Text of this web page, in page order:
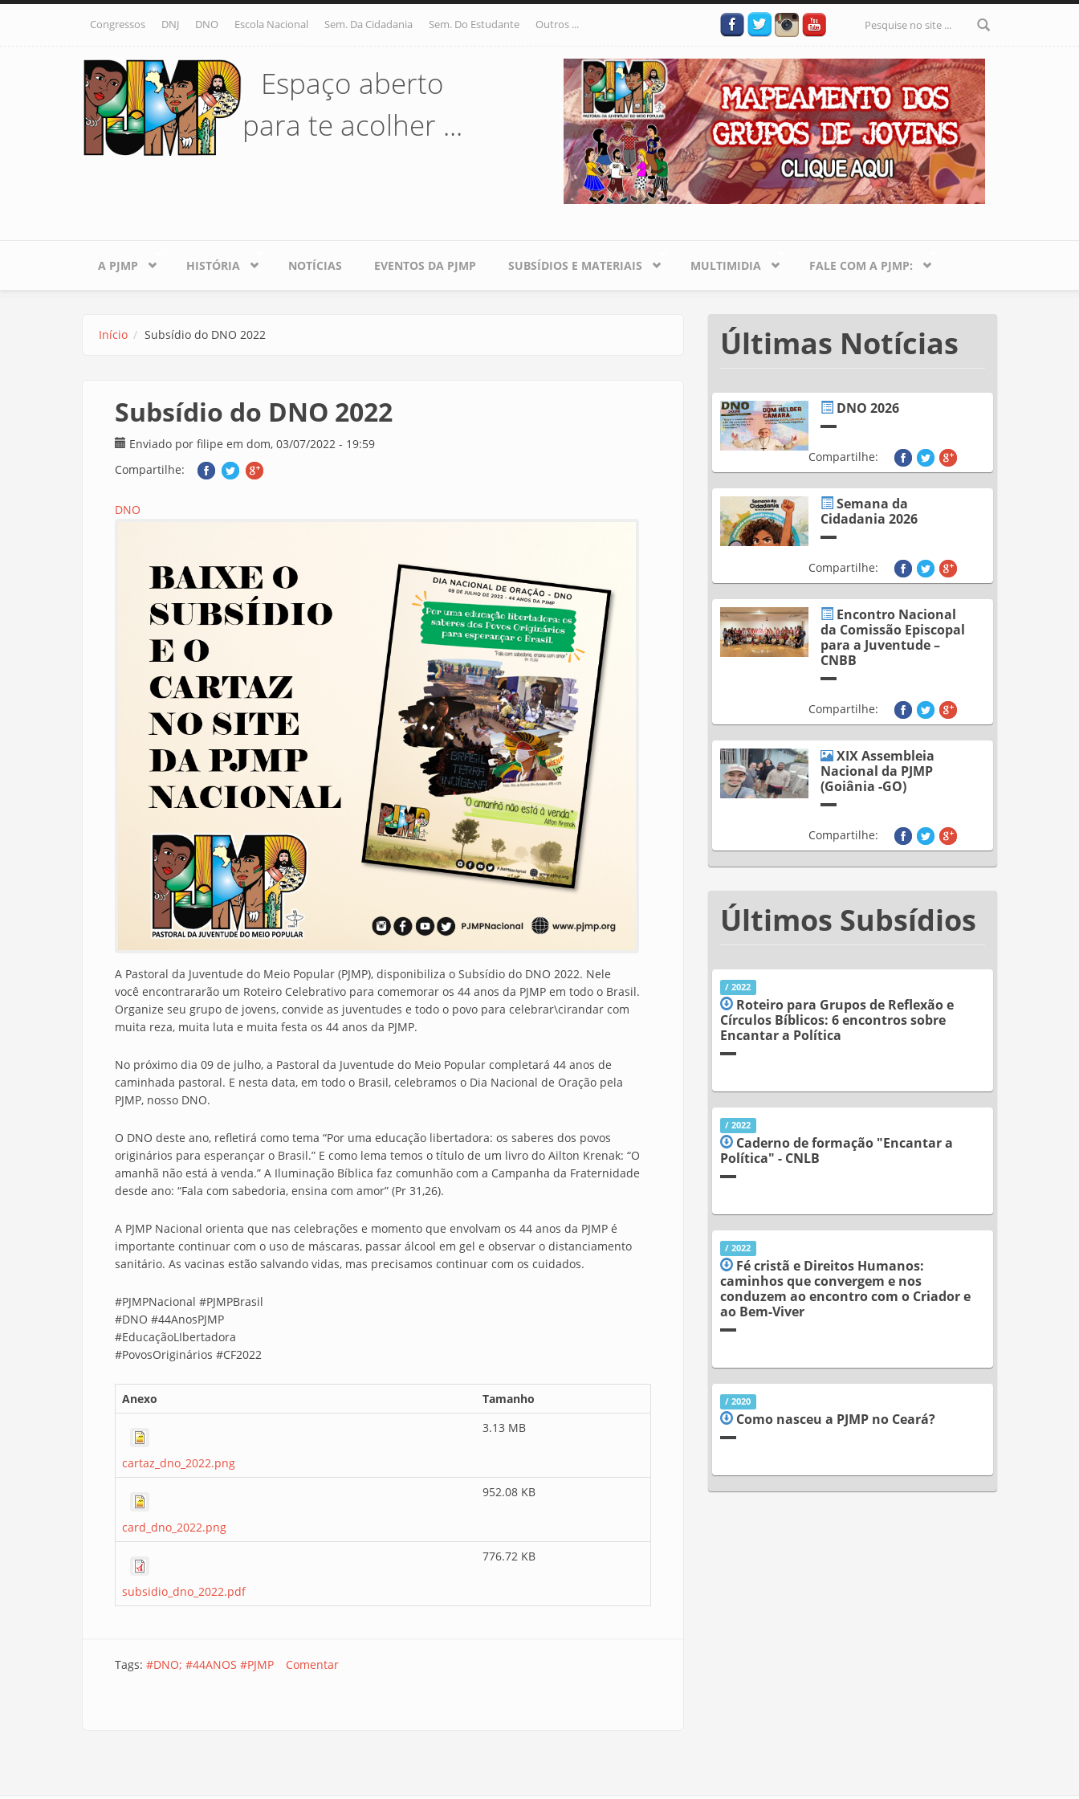
Pular para o conteúdo principal
Congressos DNJ DNO Escola Nacional Sem. Da Cidadania Sem. Do Estudante Outros ...
Formulário
de busca
Espaço aberto
para te acolher ...
A PJMP HISTÓRIA NOTÍCIAS EVENTOS DA PJMP SUBSÍDIOS E MATERIAIS MULTIMIDIA FALE COM A PJMP:
Início Subsídio do DNO 2022
Subsídio do DNO 2022
Enviado por filipe em dom, 03/07/2022 - 19:59
Compartilhe:
DNO
A Pastoral da Juventude do Meio Popular (PJMP), disponibiliza o Subsídio do DNO 2022. Nele
você encontrararão um Roteiro Celebrativo para comemorar os 44 anos da PJMP em todo o Brasil.
Organize seu grupo de jovens, convide as juventudes e todo o povo para celebrar\cirandar com
muita reza, muita luta e muita festa os 44 anos da PJMP.
No próximo dia 09 de julho, a Pastoral da Juventude do Meio Popular completará 44 anos de
caminhada pastoral. E nesta data, em todo o Brasil, celebramos o Dia Nacional de Oração pela
PJMP, nosso DNO.
O DNO deste ano, refletirá como tema “Por uma educação libertadora: os saberes dos povos
originários para esperançar o Brasil.” E como lema temos o título de um livro do Ailton Krenak: “O
amanhã não está à venda.” A Iluminação Bíblica faz comunhão com a Campanha da Fraternidade
desde ano: “Fala com sabedoria, ensina com amor” (Pr 31,26).
A PJMP Nacional orienta que nas celebrações e momento que envolvam os 44 anos da PJMP é
importante continuar com o uso de máscaras, passar álcool em gel e observar o distanciamento
sanitário. As vacinas estão salvando vidas, mas precisamos continuar com os cuidados.
#PJMPNacional #PJMPBrasil
#DNO #44AnosPJMP
#EducaçãoLIbertadora
#PovosOriginários #CF2022
Anexo Tamanho
cartaz_dno_2022.png
3.13 MB
card_dno_2022.png
952.08 KB
subsidio_dno_2022.pdf
776.72 KB
Tags: #DNO; #44ANOS #PJMP Comentar
Últimas Notícias
DNO 2026
Compartilhe:
Semana da
Cidadania 2026
Compartilhe:
Encontro Nacional
da Comissão Episcopal
para a Juventude –
CNBB
Compartilhe:
XIX Assembleia
Nacional da PJMP
(Goiânia -GO)
Compartilhe:
Últimos Subsídios
/ 2022
Roteiro para Grupos de Reflexão e
Círculos Bíblicos: 6 encontros sobre
Encantar a Política
/ 2022
Caderno de formação "Encantar a
Política" - CNLB
/ 2022
Fé cristã e Direitos Humanos:
caminhos que convergem e nos
conduzem ao encontro com o Criador e
ao Bem-Viver
/ 2020
Como nasceu a PJMP no Ceará?